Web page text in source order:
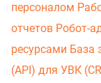
персоналом
отчетов Робот-
ресурсами База
(API) для УВК